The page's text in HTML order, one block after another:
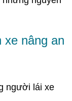
xe nâng an
người lái xe